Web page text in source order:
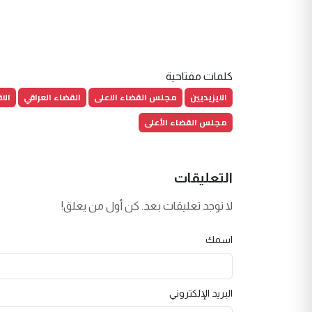
كلمات مفتاحية
الايزيديين مجلس القضاء الاعلى القضاء العراقي
مجلس القضاء الأعلى
التعليقات
لا توجد تعليقات بعد. كن أول من يعلق!
اسمك
البريد الإلكتروني